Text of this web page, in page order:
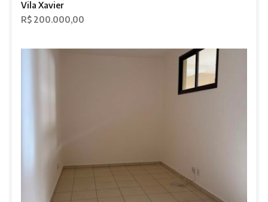
Vila Xavier
R$ 200.000,00